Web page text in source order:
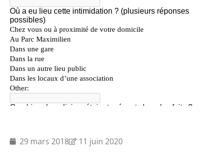
29 mars 2018 11 juin 2020